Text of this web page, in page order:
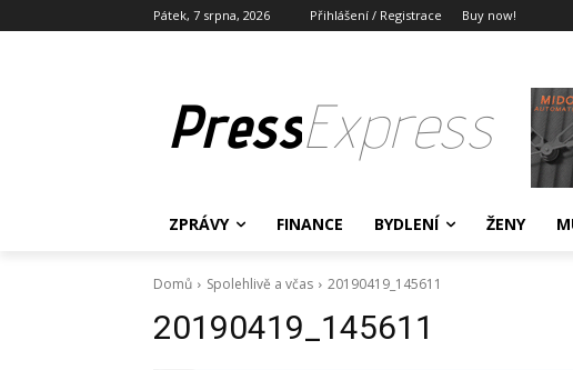
Pátek, 7 srpna, 2026 Přihlášení / Registrace Buy now!
PressExpress
ZPRÁVY FINANCE BYDLENÍ ŽENY
Domů Spolehlivě a včas 20190419_145611
20190419_145611